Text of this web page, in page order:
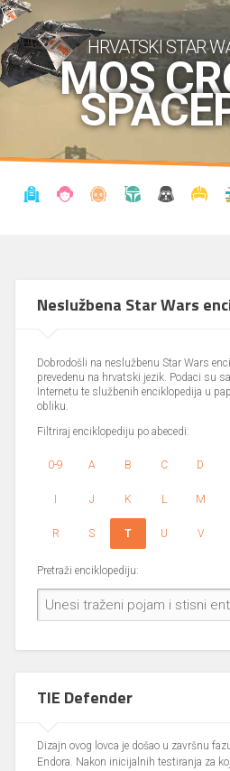
HRVATSKI STAR
MOS
Neslužbena Star Wars
Dobrodošli na neslužbenu Star Wars
prevedenu na hrvatski jezik. Podaci su
Internetu te službenih enciklopedija u
obliku.
Filtriraj enciklopediju po abecedi:
0-9 A B C D
I J K L M
R S T U V
Pretraži enciklopediju:
TIE Defender
Dizajn ovog lovca je došao u završnu
Endora. Nakon inicijalnih testiranja za